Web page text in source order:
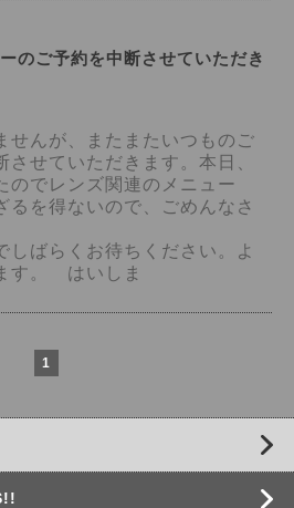
のご予約を中断させていただき
んが、またまたいつものご
せていただきます。本日、
のでレンズ関連のメニュー
るを得ないので、ごめんなさ
ばらくお待ちください。よ
す。 はいしま
1